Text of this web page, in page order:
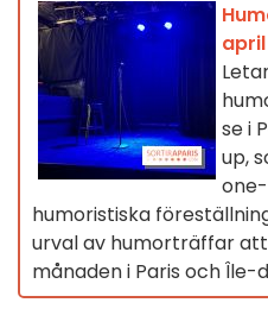
se i
up,
humoristiska
urval av humorträffar
månaden i Paris och Île-